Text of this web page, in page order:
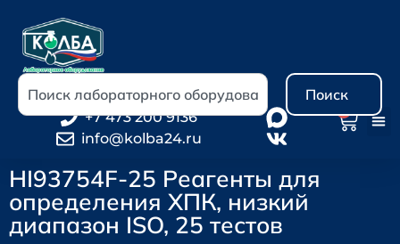
Поиск
+7 473 200 9136
info@kolba24.ru
HI93754F-25 Реагенты для
определения ХПК, низкий
диапазон ISO, 25 тестов